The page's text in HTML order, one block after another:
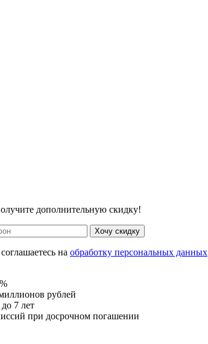
дополнительную скидку!
Хочу скидку
на обработку персональных данных
рублей
7 лет
при досрочном погашении